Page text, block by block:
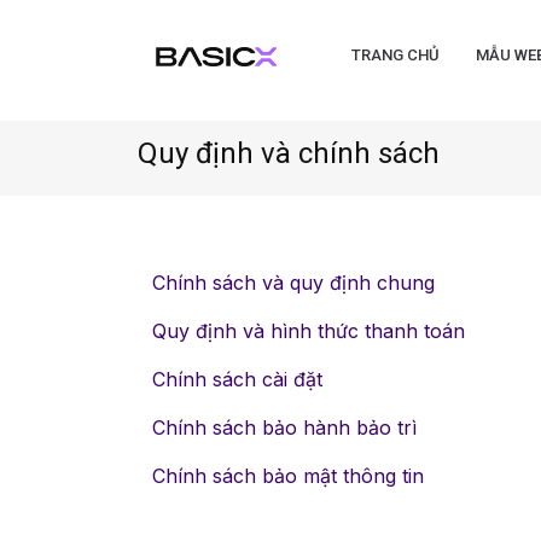
TRANG CHỦ MẪU
Quy định và chính sách
Chính sách và quy định chung
Quy định và hình thức thanh toán
Chính sách cài đặt
Chính sách bảo hành bảo trì
Chính sách bảo mật thông tin